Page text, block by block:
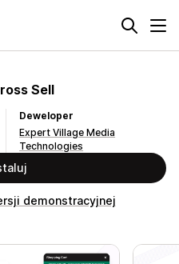
Sell
Deweloper
Expert Village Media
Technologies
demonstracyjnej